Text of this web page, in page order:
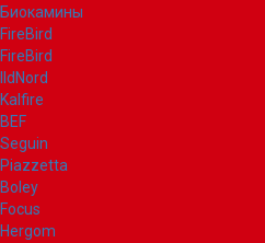
Биокамины
FireBird
FireBird
IldNord
Kalfire
BEF
Seguin
Piazzetta
Boley
Focus
Hergom